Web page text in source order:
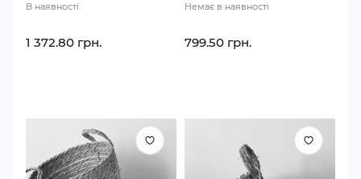
В наявності
1 372.80 грн.
Немає в наявності
799.50 грн.